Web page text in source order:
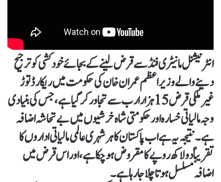
انٹرنیشنل مانیٹری فنڈ سے قرض لینے کے بجائے خود کشی کو ترجیح
دینے والے وزیر اعظم عمران خان کی حکومت میں ریکارڈ توڑ
غیر ملکی قرض 15 ہزار ارب سے تجاور کر گیا ہے، جس کی بنیادی
وجہ مالیاتی خسارہ اور حکومتی شاہ خرشیوں میں بے تحاشہ اضافہ
ہے ۔ نتیجہ یہ ہے اب پاکستان کا ہر شہری عالمی مالیاتی اداروں کا
تقریباً دو لاکھ روپے کا مقروض ہو چکا ہے، اور اس قرض میں
اضافہ مسلسل ہوتا چلا جا رہا ہے ۔